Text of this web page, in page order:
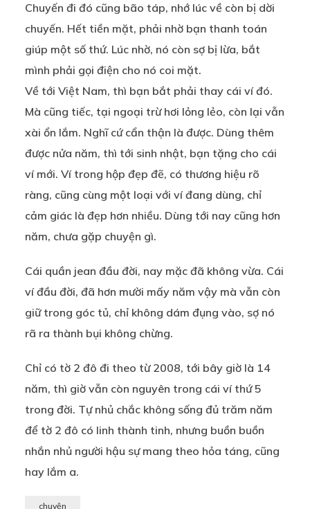
Chuyến đi đó cũng bão táp, nhớ lúc về còn bị dời
chuyến. Hết tiền mặt, phải nhờ bạn thanh toán
giúp một số thứ. Lúc nhờ, nó còn sợ bị lừa, bắt
mình phải gọi điện cho nó coi mặt.
Về tới Việt Nam, thì bạn bắt phải thay cái ví đó.
Mà cũng tiếc, tại ngoại trừ hơi lỏng lẻo, còn lại vẫn
xài ổn lắm. Nghĩ cứ cẩn thận là được. Dùng thêm
được nửa năm, thì tới sinh nhật, bạn tặng cho cái
ví mới. Ví trong hộp đẹp đẽ, có thương hiệu rõ
ràng, cũng cùng một loại với ví đang dùng, chỉ
cảm giác là đẹp hơn nhiều. Dùng tới nay cũng hơn
năm, chưa gặp chuyện gì.
Cái quần jean đầu đời, nay mặc đã không vừa. Cái
ví đầu đời, đã hơn mười mấy năm vậy mà vẫn còn
giữ trong góc tủ, chỉ không dám đụng vào, sợ nó
rã ra thành bụi không chừng.
Chỉ có tờ 2 đô đi theo từ 2008, tới bây giờ là 14
năm, thì giờ vẫn còn nguyên trong cái ví thứ 5
trong đời. Tự nhủ chắc không sống đủ trăm năm
để tờ 2 đô có linh thành tinh, nhưng buồn buồn
nhắn nhủ người hậu sự mang theo hỏa táng, cũng
hay lắm a.
chuyện